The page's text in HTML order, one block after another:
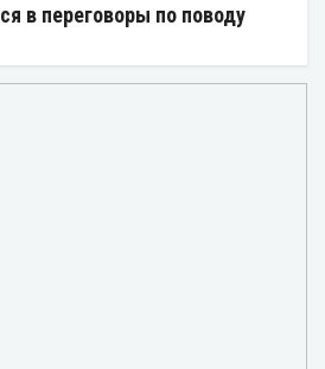
в переговоры по поводу